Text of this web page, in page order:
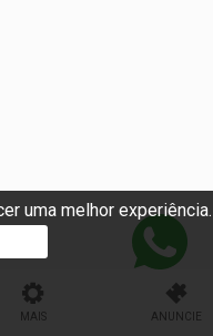
uma melhor experiência.
MAIS ANUNCIE